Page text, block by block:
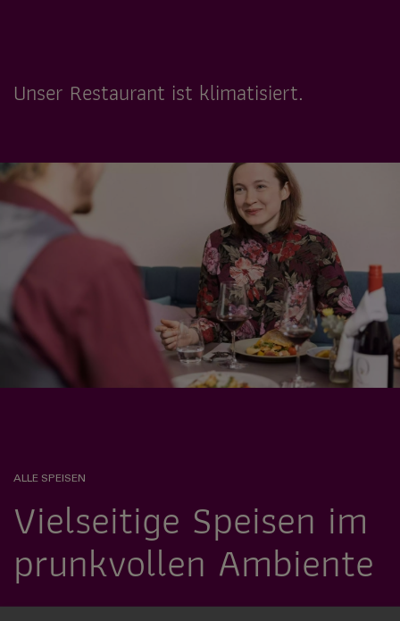
Unser Restaurant ist klimatisiert.
ALLE SPEISEN
Vielseitige Speisen im
prunkvollen Ambiente